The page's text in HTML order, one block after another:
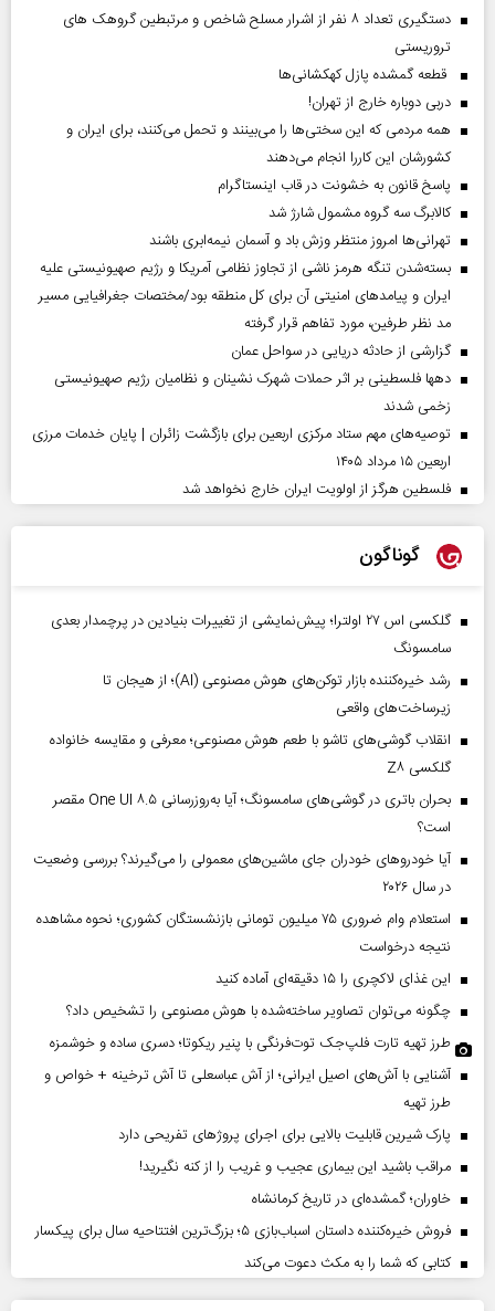
دستگیری تعداد ۸ نفر از اشرار مسلح شاخص و مرتبطین گروهک های
تروریستی
قطعه گمشده پازل کهکشانی‌ها
دربی دوباره خارج از تهران!
همه مردمی که این سختی‌ها را می‌بینند و تحمل می‌کنند، برای ایران و
کشورشان این کاررا انجام می‌دهند
پاسخ قانون به خشونت در قاب اینستاگرام
کالابرگ سه گروه مشمول شارژ شد
تهرانی‌ها امروز منتظر وزش باد و آسمان نیمه‌ابری باشند
بسته‌شدن تنگه هرمز ناشی از تجاوز نظامی آمریکا و رژیم صهیونیستی علیه
ایران و پیامد‌های امنیتی آن برای کل منطقه بود/مختصات جغرافیایی مسیر
مد نظر طرفین، مورد تفاهم قرار گرفته
گزارشی از حادثه دریایی در سواحل عمان
دهها فلسطینی بر اثر حملات شهرک نشینان و نظامیان رژیم صهیونیستی
زخمی شدند
توصیه‌های مهم ستاد مرکزی اربعین برای بازگشت زائران | پایان خدمات مرزی
اربعین ۱۵ مرداد ۱۴۰۵
فلسطین هرگز از اولویت ایران خارج نخواهد شد
گوناگون
گلکسی اس ۲۷ اولترا؛ پیش‌نمایشی از تغییرات بنیادین در پرچمدار بعدی
سامسونگ
رشد خیره‌کننده بازار توکن‌های هوش مصنوعی (AI)؛ از هیجان تا
زیرساخت‌های واقعی
انقلاب گوشی‌های تاشو‌ با طعم هوش مصنوعی؛ معرفی و مقایسه خانواده
گلکسی Z۸
بحران باتری در گوشی‌های سامسونگ؛ آیا به‌روزرسانی One UI ۸.۵ مقصر
است؟
آیا خودروهای خودران جای ماشین‌های معمولی را می‌گیرند؟ بررسی وضعیت
در سال ۲۰۲۶
استعلام وام ضروری ۷۵ میلیون تومانی بازنشستگان کشوری؛ نحوه مشاهده
نتیجه درخواست
این غذای لاکچری را ۱۵ دقیقه‌ای آماده کنید
چگونه می‌توان تصاویر ساخته‌شده با هوش مصنوعی را تشخیص داد؟
طرز تهیه تارت فلپ‌جک توت‌فرنگی با پنیر ریکوتا؛ دسری ساده و خوشمزه
آشنایی با آش‌های اصیل ایرانی؛ از آش عباسعلی تا آش ترخینه + خواص و
طرز تهیه
پارک شیرین قابلیت‌ بالایی برای اجرای پروژهای تفریحی دارد
مراقب باشید این بیماری عجیب و غریب را از کنه نگیرید!
خاوران؛ گمشده‌ای در تاریخ کرمانشاه
فروش خیره‌کننده داستان اسباب‌بازی ۵؛ بزرگ‌ترین افتتاحیه سال برای پیکسار
کتابی که شما را به مکث دعوت می‌کند